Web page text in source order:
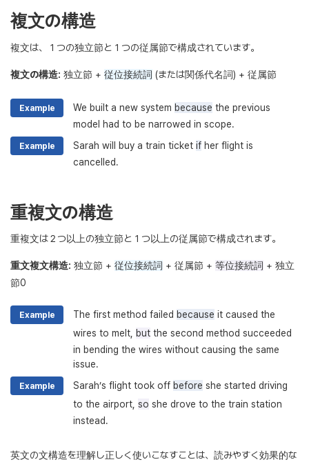
複文の構造
複文は、１つの独立節と１つの従属節で構成されています。
複文の構造: 独立節 + 従位接続詞 (または関係代名詞) + 従属節
Example We built a new system because the previous
model had to be narrowed in scope.
Example Sarah will buy a train ticket if her flight is
cancelled.
重複文の構造
重複文は２つ以上の独立節と１つ以上の従属節で構成されます。
重文複文構造: 独立節 + 従位接続詞 + 従属節 + 等位接続詞 + 独立
節0
Example The first method failed because it caused the
wires to melt, but the second method succeeded
in bending the wires without causing the same
issue.
Example Sarah’s flight took off before she started driving
to the airport, so she drove to the train station
instead.
英文の文構造を理解し正しく使いこなすことは、読みやすく効果的な